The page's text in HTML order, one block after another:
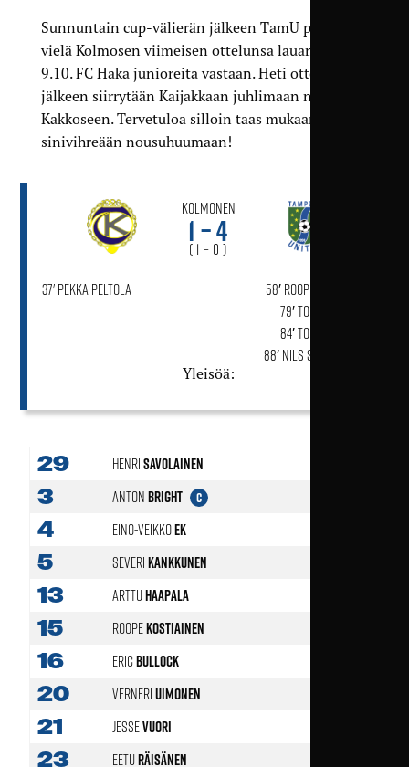
Sunnuntain cup-välierän jälkeen TamU pelaa
vielä Kolmosen viimeisen ottelunsa lauantaina
9.10. FC Haka junioreita vastaan. Heti ottelun
jälkeen siirrytään Kaijakkaan juhlimaan nousua
Kakkoseen. Tervetuloa silloin taas mukaan
sinivihreään nousuhuumaan!
Kolmonen
1 – 4
( 1 – 0 )
58′ Roope Kostiainen
79′ Topias Järvelä
84′ Topias Järvelä
88′ Nils Strömsholm
37' Pekka Peltola
Yleisöä:
29 HenriSavolainen
3 AntonBright C
4 Eino-VeikkoEk
5 SeveriKankkunen
13 ArttuHaapala
15 RoopeKostiainen
16 EricBullock
20 VerneriUimonen
21 JesseVuori
23 EetuRäisänen